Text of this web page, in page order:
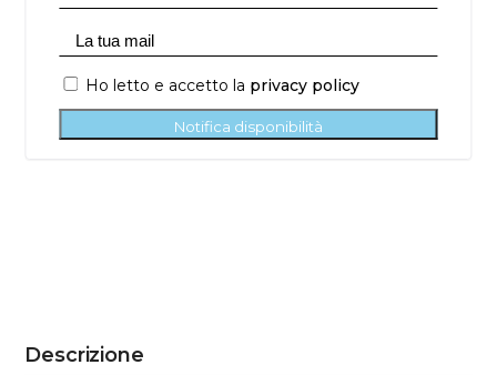
Ho letto e accetto la privacy policy
Notifica disponibilità
Descrizione